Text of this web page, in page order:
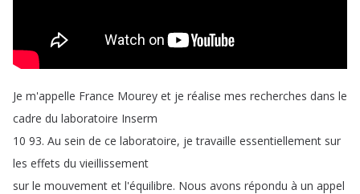
Je m'appelle France Mourey et je réalise mes recherches dans le
cadre du laboratoire Inserm
10 93. Au sein de ce laboratoire, je travaille essentiellement sur
les effets du vieillissement
sur le mouvement et l'équilibre. Nous avons répondu à un appel